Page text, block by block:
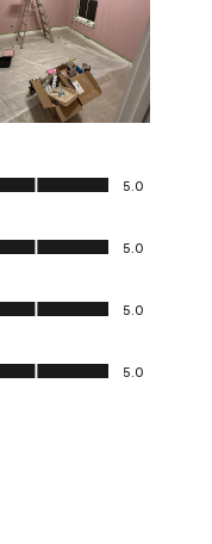
5.0
5.0
5.0
5.0